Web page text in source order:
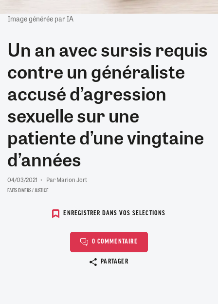
Image générée par IA
Un an avec sursis requis
contre un généraliste
accusé d’agression
sexuelle sur une
patiente d’une vingtaine
d’années
04/03/2021 Par Marion Jort
FAITS DIVERS / JUSTICE
ENREGISTRER DANS VOS SELECTIONS
0 COMMENTAIRE
PARTAGER